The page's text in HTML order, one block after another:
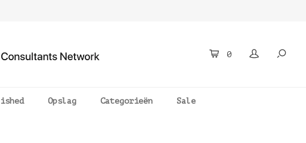
0
Opslag Categorieën Sale